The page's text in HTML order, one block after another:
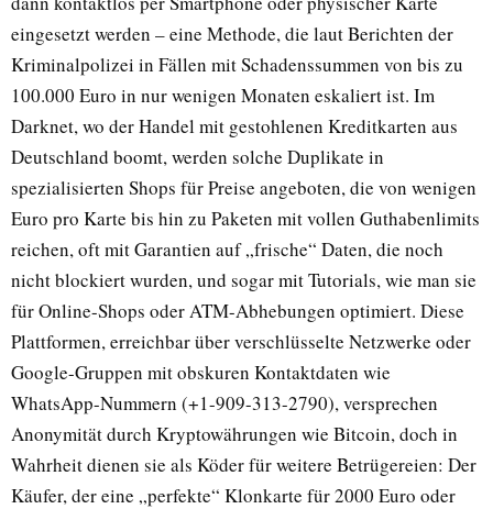
eingesetzt werden – eine Methode, die laut Berichten der
Kriminalpolizei in Fällen mit Schadenssummen von bis zu
100.000 Euro in nur wenigen Monaten eskaliert ist. Im
Darknet, wo der Handel mit gestohlenen Kreditkarten aus
Deutschland boomt, werden solche Duplikate in
spezialisierten Shops für Preise angeboten, die von wenigen
Euro pro Karte bis hin zu Paketen mit vollen Guthabenlimits
reichen, oft mit Garantien auf „frische“ Daten, die noch
nicht blockiert wurden, und sogar mit Tutorials, wie man sie
für Online-Shops oder ATM-Abhebungen optimiert. Diese
Plattformen, erreichbar über verschlüsselte Netzwerke oder
Google-Gruppen mit obskuren Kontaktdaten wie
WhatsApp-Nummern (+1-909-313-2790), versprechen
Anonymität durch Kryptowährungen wie Bitcoin, doch in
Wahrheit dienen sie als Köder für weitere Betrügereien: Der
Käufer, der eine „perfekte“ Klonkarte für 2000 Euro oder